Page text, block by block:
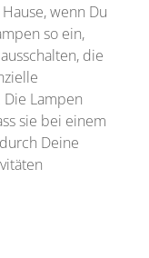
wenn Du
so ein,
die
Lampen
sie bei einem
Deine